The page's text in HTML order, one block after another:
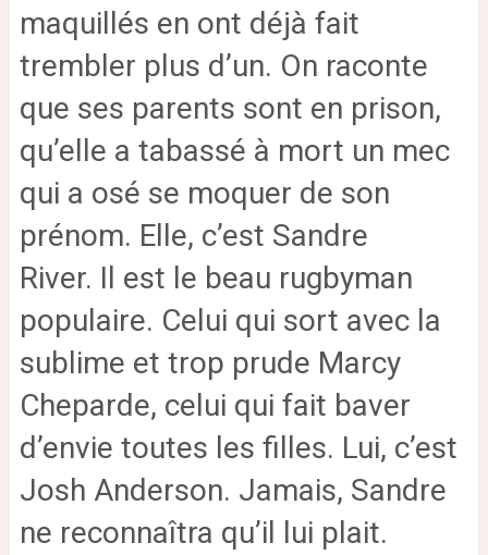
maquillés en ont déjà fait
trembler plus d’un. On raconte
que ses parents sont en prison,
qu’elle a tabassé à mort un mec
qui a osé se moquer de son
prénom. Elle, c’est Sandre
River. Il est le beau rugbyman
populaire. Celui qui sort avec la
sublime et trop prude Marcy
Cheparde, celui qui fait baver
d’envie toutes les filles. Lui, c’est
Josh Anderson. Jamais, Sandre
ne reconnaîtra qu’il lui plait.